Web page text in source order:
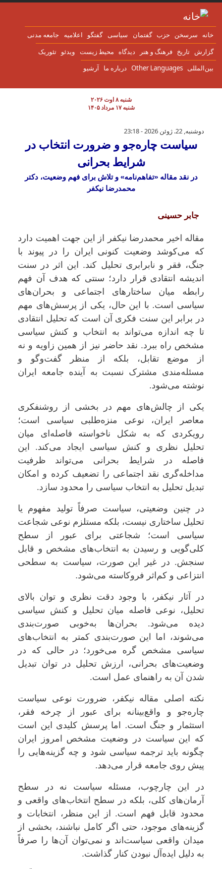
به محتوای اصلی
سرسخن حزب گفتمان سياسی گفتگو اعلاميه جامعه مدنی
تاریخ فرهنگ و هنر دیدگاه محیط زیست ویدئو تئوریک
Other Languages درباره ما آرشیو
شنبه ۸ اوت ۲۰۲۶
شنبه ۱۷ مرداد ۱۴۰۵
سیاست چاره‌جو و ضرورت انتخاب در شرایط
دوشنبه, 22. ژوئن 2026 - 23:18
سیاست چاره‌جو و ضرورت انتخاب در
شرایط بحرانی
در نقد مقاله «تفاهم‌نامه» و تلاش برای فهم وضعیت، دکتر
محمدرضا نیکفر
جابر حسینی
مقاله اخیر محمدرضا نیکفر از این جهت اهمیت دارد
که می‌کوشد وضعیت کنونی ایران را در پیوند با
جنگ، فقر و نابرابری تحلیل کند. این اثر در سنت
اندیشه انتقادی قرار دارد؛ سنتی که هدف آن فهم
رابطه میان ساختارهای اجتماعی و بحران‌های
سیاسی است. با این حال، یکی از پرسش‌های مهم
در برابر این سنت فکری آن است که تحلیل انتقادی
تا چه اندازه می‌تواند به انتخاب و کنش سیاسی
مشخص راه ببرد. نقد حاضر نیز از همین زاویه و نه
از موضع تقابل، بلکه از منظر گفت‌وگو و
مسئله‌مندی مشترک نسبت به آینده جامعه ایران
نوشته می‌شود.
یکی از چالش‌های مهم در بخشی از روشنفکری
معاصر ایران، نوعی منزه‌طلبی سیاسی است؛
رویکردی که به شکل ناخواسته فاصله‌ای میان
تحلیل نظری و کنش سیاسی ایجاد می‌کند. این
فاصله در شرایط بحرانی می‌تواند ظرفیت
مداخله‌گری نقد اجتماعی را تضعیف کرده و امکان
تبدیل تحلیل به انتخاب سیاسی را محدود سازد.
در چنین وضعیتی، سیاست صرفاً تولید مفهوم یا
تحلیل ساختاری نیست، بلکه مستلزم نوعی شجاعت
سیاسی است؛ شجاعتی برای عبور از سطح
کلی‌گویی و رسیدن به انتخاب‌های مشخص و قابل
سنجش. در غیر این صورت، سیاست به سطحی
انتزاعی و کم‌اثر فروکاسته می‌شود.
در آثار نیکفر، با وجود دقت نظری و توان بالای
تحلیل، نوعی فاصله میان تحلیل و کنش سیاسی
دیده می‌شود. بحران‌ها به‌خوبی صورت‌بندی
می‌شوند، اما این صورت‌بندی کمتر به انتخاب‌های
سیاسی مشخص گره می‌خورد؛ در حالی که در
وضعیت‌های بحرانی، ارزش تحلیل در توان تبدیل
شدن آن به راهنمای عمل است.
نکته اصلی مقاله نیکفر، ضرورت نوعی سیاست
چاره‌جو و واقع‌بینانه برای عبور از چرخه فقر،
استثمار و جنگ است. اما پرسش کلیدی این است
که این سیاست در وضعیت مشخص امروز ایران
چگونه باید ترجمه سیاسی شود و چه گزینه‌هایی را
پیش روی جامعه قرار می‌دهد.
در این چارچوب، مسئله سیاست نه در سطح
آرمان‌های کلی، بلکه در سطح انتخاب‌های واقعی و
محدود قابل فهم است. از این منظر، انتخابات و
گزینه‌های موجود، حتی اگر کامل نباشند، بخشی از
میدان واقعی سیاست‌اند و نمی‌توان آن‌ها را صرفاً
به دلیل ایده‌آل نبودن کنار گذاشت.